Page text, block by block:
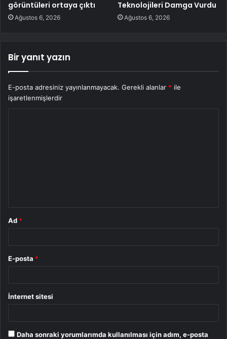
görüntüleri ortaya çıktı
Ağustos 6, 2026
Teknolojileri Damga Vurdu
Ağustos 6, 2026
Bir yanıt yazın
E-posta adresiniz yayınlanmayacak. Gerekli alanlar * ile
işaretlenmişlerdir
Ad *
E-posta *
İnternet sitesi
Daha sonraki yorumlarımda kullanılması için adım, e-posta